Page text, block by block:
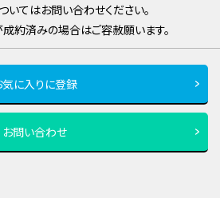
いてはお問い合わせください。
約済みの場合はご容赦願います。
気に入りに登録
お問い合わせ